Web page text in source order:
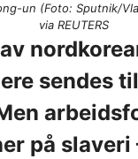
un (Foto: Sputnik/
via REUTERS
sendes
på slaveri